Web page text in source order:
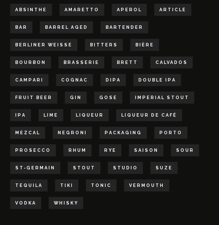
ABSINTHE AMARETTO APEROL ARTICLE
BAR BARREL AGED BARTENDER
BERLINER WEISSE BITTERS BIÈRE
BOURBON BRASSERIE BRETT CALVADOS
CAMPARI COGNAC DIPA DOUBLE IPA
FRUIT BEER GIN GOSE IMPERIAL STOUT
IPA LIME LIQUEUR LIQUEUR DE CAFÉ
MEZCAL NEGRONI PACKAGING PORTO
PROSECCO RHUM RYE SAISON SOUR
ST-GERMAIN STOUT STUDIO SUZE
TEQUILA TIKI TONIC VERMOUTH
VODKA WHISKY